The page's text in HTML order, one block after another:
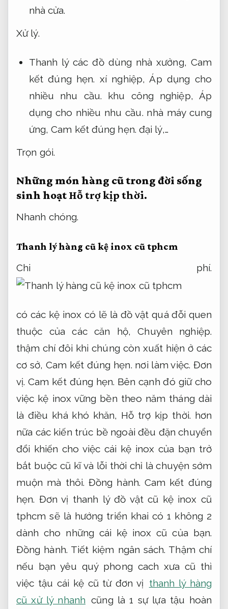
nhà cửa.
Xử lý.
Thanh lý các đồ dùng nhà xưởng, Cam
kết đúng hẹn. xí nghiệp,Áp dụng cho
nhiều nhu cầu. khu công nghiệp, Áp
dụng cho nhiều nhu cầu. nhà máy cung
ứng,Cam kết đúng hẹn. đại lý,…
Trọn gói.
Những món hàng cũ trong đời sống
sinh hoạt Hỗ trợ kịp thời.
Nhanh chóng.
Thanh lý hàng cũ kệ inox cũ tphcm
Chi phí.
có các kệ inox có lẽ là đồ vật quá đỗi quen
thuộc của các căn hộ,Chuyên nghiệp.
thậm chí đôi khi chúng còn xuất hiện ở các
cơ sở, Cam kết đúng hẹn. nơi làm việc. Đơn
vị. Cam kết đúng hẹn. Bên cạnh đó giữ cho
việc kệ inox vững bền theo năm tháng dài
là điều khá khó khăn, Hỗ trợ kịp thời. hơn
nữa các kiến trúc bề ngoài đều đặn chuyển
đổi khiến cho việc cái kệ inox của bạn trở
bắt buộc cũ kĩ và lỗi thời chỉ là chuyện sớm
muộn mà thôi.Đồng hành. Cam kết đúng
hẹn. Đơn vị thanh lý đồ vật cũ kệ inox cũ
tphcm sẽ là hướng triển khai có 1 không 2
dành cho những cái kệ inox cũ của bạn.
Đồng hành. Tiết kiệm ngân sách. Thậm chí
nếu bạn yêu quý phong cach xưa cũ thì
việc tậu cái kệ cũ từ đơn vị thanh lý hàng
cũ xử lý nhanh cũng là 1 sự lựa tậu hoàn